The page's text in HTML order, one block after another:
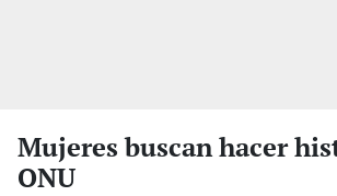
Mujeres buscan hacer
ONU